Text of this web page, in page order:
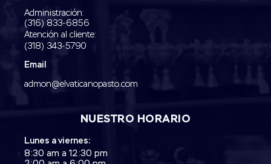
Administración:
‭(316) 833-6856‬
Atención al cliente:
(318) 343-5790‬
Email
admon@elvaticanopasto.com
NUESTRO HORARIO
Lunes a viernes:
8:30 am a 12:30 pm